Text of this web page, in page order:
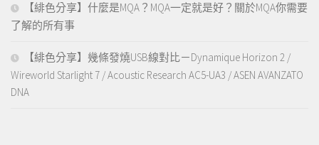
【緋色分享】什麼是MQA？MQA一定就是好？關於MQA你需要
了解的所有事
【緋色分享】幾條發燒USB線對比－Dynamique Horizon 2 /
Wireworld Starlight 7 / Acoustic Research AC5-UA3 / ASEN AVANZATO
DNA